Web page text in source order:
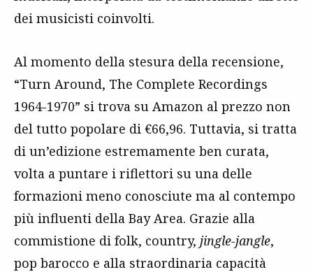
dei musicisti coinvolti.
Al momento della stesura della recensione,
“Turn Around, The Complete Recordings
1964-1970” si trova su Amazon al prezzo non
del tutto popolare di €66,96. Tuttavia, si tratta
di un’edizione estremamente ben curata,
volta a puntare i riflettori su una delle
formazioni meno conosciute ma al contempo
più influenti della Bay Area. Grazie alla
commistione di folk, country, jingle-jangle,
pop barocco e alla straordinaria capacità